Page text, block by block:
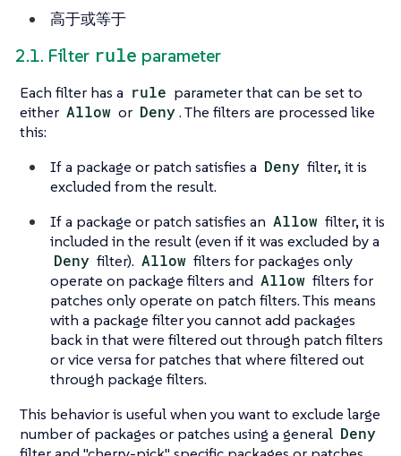
高于或等于
2.1. Filter rule parameter
Each filter has a rule parameter that can be set to
either Allow or Deny. The filters are processed like
this:
If a package or patch satisfies a Deny filter, it is
excluded from the result.
If a package or patch satisfies an Allow filter, it is
included in the result (even if it was excluded by a
Deny filter). Allow filters for packages only
operate on package filters and Allow filters for
patches only operate on patch filters. This means
with a package filter you cannot add packages
back in that were filtered out through patch filters
or vice versa for patches that where filtered out
through package filters.
This behavior is useful when you want to exclude large
number of packages or patches using a general Deny